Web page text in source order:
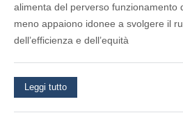
alimenta del perverso funzionamento
meno appaiono idonee a svolgere il
dell’efficienza e dell’equità
Leggi tutto